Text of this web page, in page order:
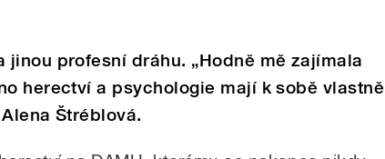
jinou profesní dráhu. „Hodně mě zajímala
herectví a psychologie mají k sobě vlastně
Štréblová.